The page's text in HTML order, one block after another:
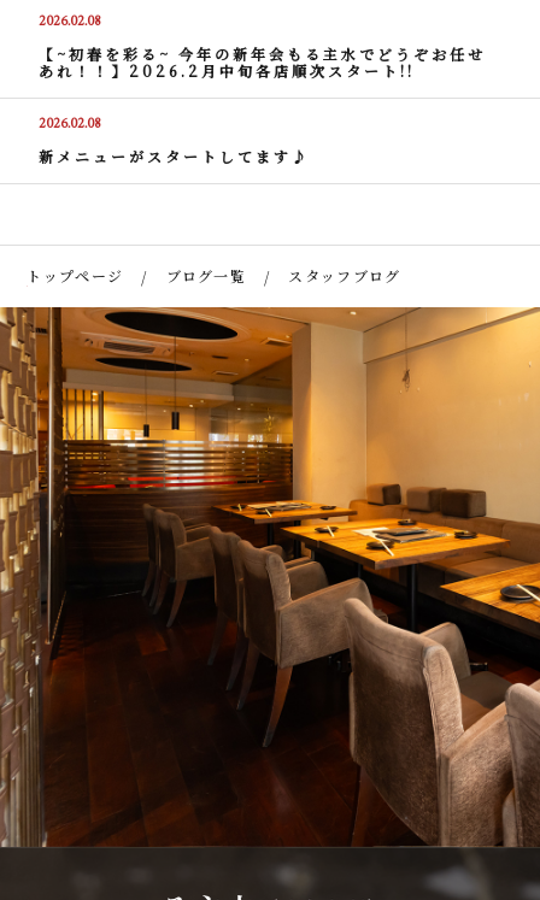
2026.02.08
【~初春を彩る~ 今年の新年会もる主水でどうぞお任せ
あれ！！】2026.2月中旬各店順次スタート!!
2026.02.08
新メニューがスタートしてます♪
トップページ ブログ一覧 スタッフブログ